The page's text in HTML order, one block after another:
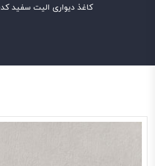
کاغذ دیواری الیت سفید کد40